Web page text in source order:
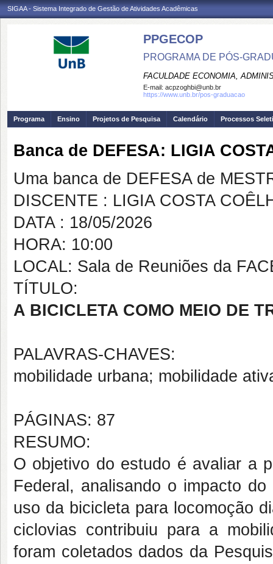
SIGAA - Sistema Integrado de Gestão de Atividades Acadêmicas
PPGECOP
PROGRAMA DE PÓS-
FACULDADE ECONOMIA,
E-mail: acpzoghbi@unb.br
https://www.unb.br/pos-graduacao
Programa Ensino Projetos de Pesquisa Calendário Processos
Banca de DEFESA: LIGIA
Uma banca de DEFESA de
DISCENTE : LIGIA COSTA
DATA : 18/05/2026
HORA: 10:00
LOCAL: Sala de Reuniões da
TÍTULO:
A BICICLETA COMO MEIO DE
PALAVRAS-CHAVES:
mobilidade urbana; mobilidade
PÁGINAS: 87
RESUMO:
O objetivo do estudo é avaliar a
Federal, analisando o impacto
uso da bicicleta para locomoção
ciclovias contribuiu para a
foram coletados dados da